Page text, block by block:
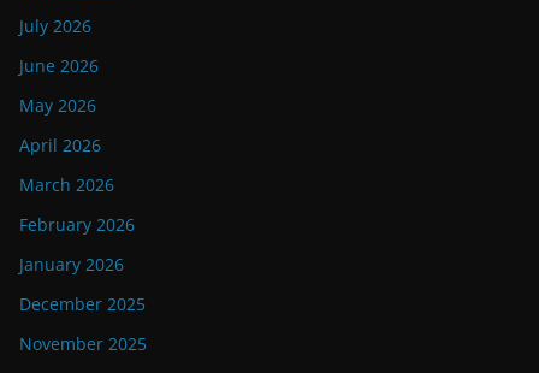
July 2026
June 2026
May 2026
April 2026
March 2026
February 2026
January 2026
December 2025
November 2025